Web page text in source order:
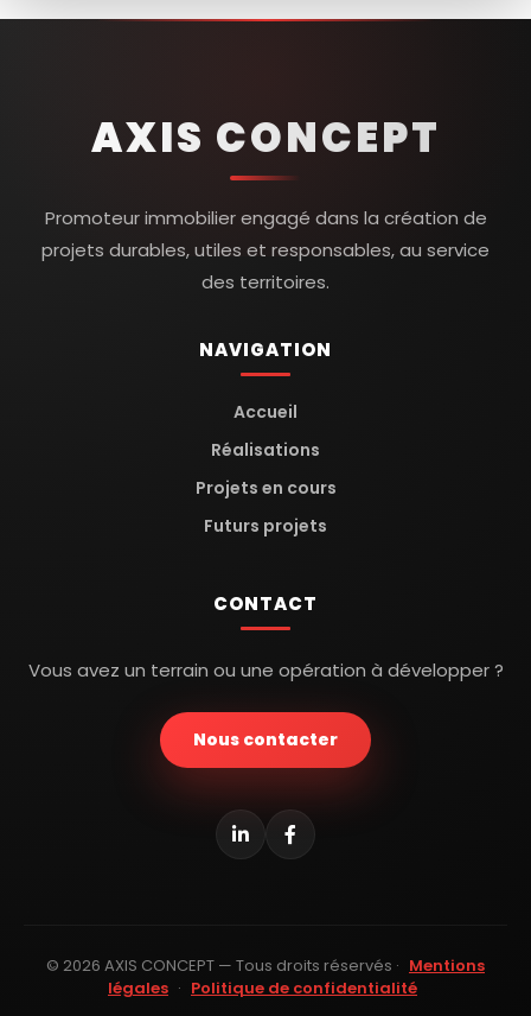
AXIS CONCEPT
Promoteur immobilier engagé dans la création de
projets durables, utiles et responsables, au service
des territoires.
NAVIGATION
Accueil
Réalisations
Projets en cours
Futurs projets
CONTACT
Vous avez un terrain ou une opération à développer ?
Nous contacter
© 2026 AXIS CONCEPT — Tous droits réservés · Mentions
légales · Politique de confidentialité